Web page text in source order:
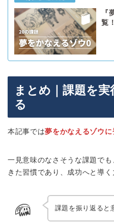
『
覧！
まとめ｜課題を
る
本記事では夢をかなえるゾウに
一見意味のなさそうな課題で
きた習慣であり、成功へと導く
課題を振り返ると